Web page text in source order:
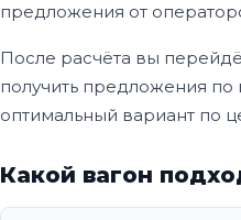
предложения от
После расчёта вы
получить предложения по
оптимальный вариант по
Какой вагон